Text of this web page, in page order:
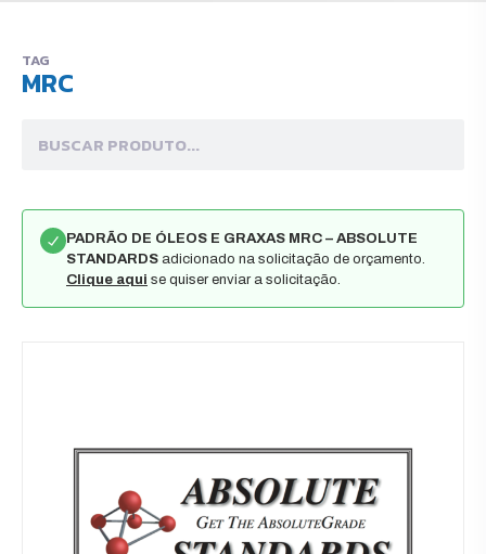
TAG
MRC
PADRÃO DE ÓLEOS E GRAXAS MRC – ABSOLUTE
STANDARDS adicionado na solicitação de orçamento.
Clique aqui se quiser enviar a solicitação.